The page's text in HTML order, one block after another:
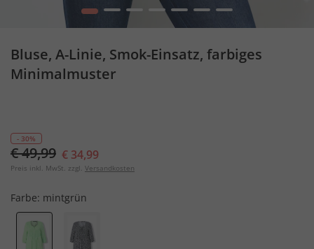
1 2 3 5 6 7
Bluse, A-Linie, Smok-Einsatz, farbiges
Minimalmuster
- 30%
€ 49,99 € 34,99
Preis inkl. MwSt. zzgl. Versandkosten
Farbe: mintgrün